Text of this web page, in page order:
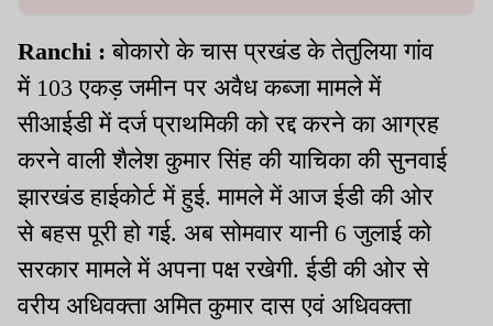
Ranchi :बोकारो के चास प्रखंड के तेतुलिया गांव
में 103 एकड़ जमीन पर अवैध कब्जा मामले में
सीआईडी में दर्ज प्राथमिकी को रद्द करने का आग्रह
करने वाली शैलेश कुमार सिंह की याचिका की सुनवाई
झारखंड हाईकोर्ट में हुई. मामले में आज ईडी की ओर
से बहस पूरी हो गई. अब सोमवार यानी 6 जुलाई को
सरकार मामले में अपना पक्ष रखेगी. ईडी की ओर से
वरीय अधिवक्ता अमित कुमार दास एवं अधिवक्ता